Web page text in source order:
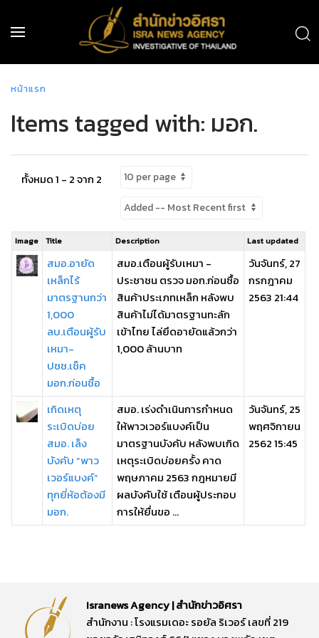
หน้าแรก
Items tagged with: มอก.
ทั้งหมด 1 - 2 จาก 2
Image Title Description Last updated
สมอ.อายัด
เหล็กไร้
มาตรฐานกว่า
1,000
ลบ.เตือนผู้รับ
เหมา-
ปชช.เช็ค
มอก.ก่อนชื้อ
สมอ.เตือนผู้รับเหมา -
ประชาชน ตรวจ มอก.ก่อนซื้อ
สินค้าประเภทเหล็ก หลังพบ
สินค้าไม่ได้มาตรฐานทะลัก
เข้าไทย ไล่ยึดอายัดแล้วกว่า
1,000 ล้านบาท
วันจันทร์, 27
กรกฎาคม
2563 21:44
เกิดเหตุ
ระเบิดบ่อย
สมอ. เล็ง
บังคับ “พาว
เวอร์แบงค์”
ทุกยี่ห้อต้องมี
มอก.
สมอ. เร่งดำเนินการกำหนด
ให้พาวเวอร์แบงค์เป็น
มาตรฐานบังคับ หลังพบเกิด
เหตุระเบิดบ่อยครั้ง คาด
พฤษภาคม 2563 กฎหมายมี
ผลบังคับใช้ เตือนผู้ประกอบ
การให้ยื่นขอ ...
วันจันทร์, 25
พฤศจิกายน
2562 15:45
Isranews Agency | สำนักข่าวอิศรา
สำนักงาน : โรงแรมเดอะ รอยัล ริเวอร์ เลขที่ 219